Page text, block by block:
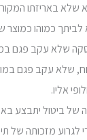
שלא באריזתו
אליו.